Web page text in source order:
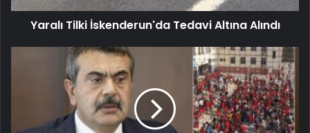
Yaralı Tilki İskenderun'da Tedavi Altına Alındı